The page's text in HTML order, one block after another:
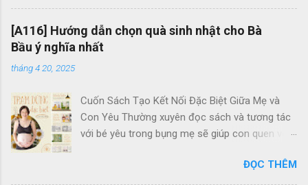
dành riêng cho các mẹ bầu tại đây. Quên đi
những trang sách dày cộp chữ viết và không
cần lo lắng về kiến thức sâu rộ về thai kỳ, bộ
sách hoạt động này tập trung vào những hoạt
đáo, đáng nhớ trong suốt quãng thời gian 9
tháng 10 ngày đầy ý nghĩa. Trong những trang
sách này, mẹ bầu sẽ được trải nghiệm những
bạn đồng hành dễ thương qua các hoạt động ý
[A116] Hướng dẫn chọn quà sinh nhật cho Bà
Bầu ý nghĩa nhất
tháng 4 20, 2025
Cuốn Sách Tạo Kết Nối Đặc Biệt Giữa Mẹ và
Con Yêu Thường xuyên đọc sách và tương tác
với bé yêu trong bụng mẹ sẽ giúp con quen với
quan hệ tình cảm sâu sắc giữa mẹ và bé. Qua
ĐỌC THÊM